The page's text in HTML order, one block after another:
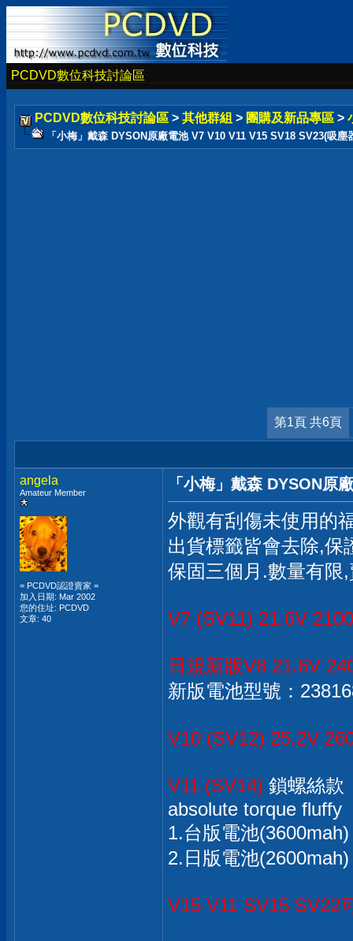
PCDVD數位科技討論區
PCDVD數位科技討論區 > 其他群組 > 團購及新品專區 >
「小梅」戴森 DYSON原廠電池 V7 V10 V11 V15 SV18 SV23(吸塵
第1頁 共6頁
angela
Amateur Member
= PCDVD認證賣家 =
加入日期: Mar 2002
您的住址: PCDVD
文章: 40
「小梅」戴森 DYSON原
外觀有刮傷未使用的
出貨標籤皆會去除,保
保固三個月.數量有限
V7 (SV11) 21.6V
日規新版V8 21.6V
新版電池型號：
V10 (SV12) 25.2V
V11 (SV14) 鎖螺絲款
absolute torque fluffy
1.台版電池
2.日版電池
V15 V11 SV15 SV22